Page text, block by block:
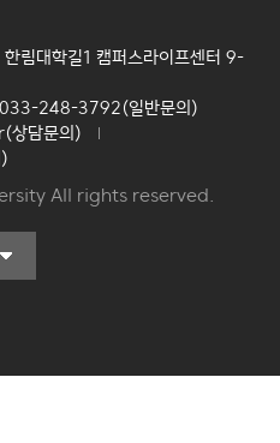
림대학길1 캠퍼스라이프센터 9-
033-248-3792(일반문의)
담문의)
All rights reserved.